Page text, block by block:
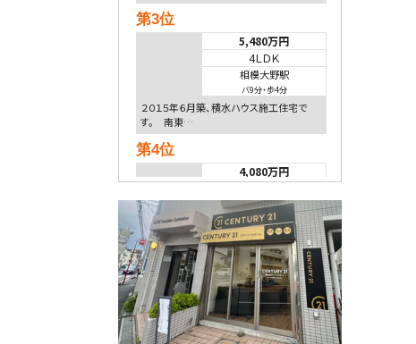
第3位
5,480万円
4ＬＤＫ
相模大野駅
バ9分・歩4分
２０１５年６月築、積水ハウス施工住宅で
す。 南東…
第4位
4,080万円
淵野辺駅
歩17分
南側道路に面しており日当たり良好。 キ
ッチンから…
第5位
3,680万円
4ＬＤＫ
橋本駅